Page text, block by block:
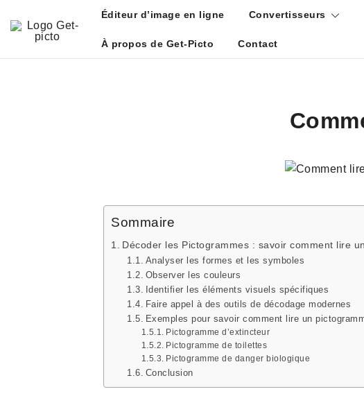
content
Éditeur d’image en ligne Convertisseurs
À propos de Get-Picto Contact
Sommaire
Décoder les Pictogrammes : savoir comment lire
Analyser les formes et les symboles
Observer les couleurs
Identifier les éléments visuels spécifiques
Faire appel à des outils de décodage modernes
Exemples pour savoir comment lire un
Pictogramme d’extincteur
Pictogramme de toilettes
Pictogramme de danger biologique
Conclusion